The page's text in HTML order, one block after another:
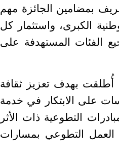
بمضامين الجائزة مهم
الكبرى، واستثمار كل
الفئات المستهدفة على
أُطلقت بهدف تعزيز ثقافة
على الابتكار في خدمة
التطوعية ذات الأثر
العمل التطوعي بمسارات